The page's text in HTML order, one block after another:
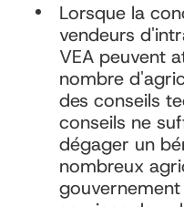
Lorsque la
vendeurs
VEA peuvent
nombre
des conseils
conseils ne
dégager un
nombreux